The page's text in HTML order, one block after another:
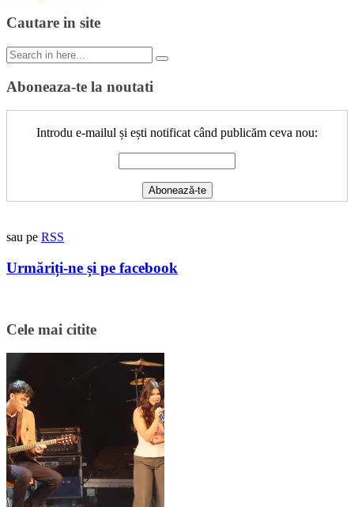
Cautare in site
Search
for:
Aboneaza-te la noutati
Introdu e-mailul și ești notificat când publicăm ceva nou:
sau pe RSS
Urmăriți-ne și pe facebook
Cele mai citite